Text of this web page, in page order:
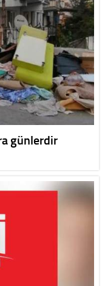
günlerdir